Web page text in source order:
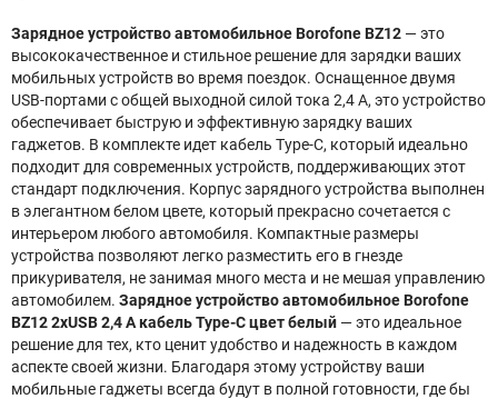
Зарядное устройство автомобильное Borofone BZ12 — это
высококачественное и стильное решение для зарядки ваших
мобильных устройств во время поездок. Оснащенное двумя
USB-портами с общей выходной силой тока 2,4 А, это устройство
обеспечивает быструю и эффективную зарядку ваших
гаджетов. В комплекте идет кабель Type-C, который идеально
подходит для современных устройств, поддерживающих этот
стандарт подключения. Корпус зарядного устройства выполнен
в элегантном белом цвете, который прекрасно сочетается с
интерьером любого автомобиля. Компактные размеры
устройства позволяют легко разместить его в гнезде
прикуривателя, не занимая много места и не мешая управлению
автомобилем. Зарядное устройство автомобильное Borofone
BZ12 2xUSB 2,4 А кабель Type-C цвет белый — это идеальное
решение для тех, кто ценит удобство и надежность в каждом
аспекте своей жизни. Благодаря этому устройству ваши
мобильные гаджеты всегда будут в полной готовности, где бы